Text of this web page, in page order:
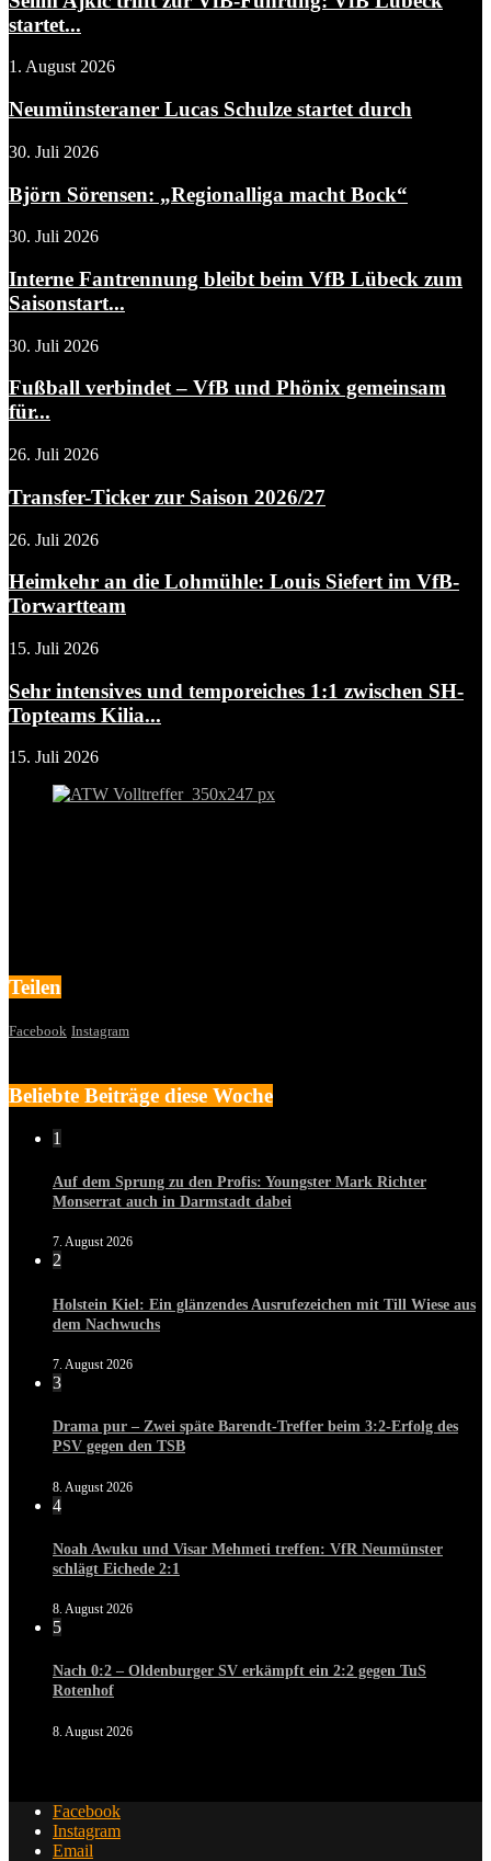
startet...
1. August 2026
Neumünsteraner Lucas Schulze startet durch
30. Juli 2026
Björn Sörensen: „Regionalliga macht Bock“
30. Juli 2026
Interne Fantrennung bleibt beim VfB Lübeck zum
Saisonstart...
30. Juli 2026
Fußball verbindet – VfB und Phönix gemeinsam
für...
26. Juli 2026
Transfer-Ticker zur Saison 2026/27
26. Juli 2026
Heimkehr an die Lohmühle: Louis Siefert im VfB-
Torwartteam
15. Juli 2026
Sehr intensives und temporeiches 1:1 zwischen SH-
Topteams Kilia...
15. Juli 2026
Teilen
Facebook Instagram
Beliebte Beiträge diese Woche
1
Auf dem Sprung zu den Profis: Youngster Mark Richter
Monserrat auch in Darmstadt dabei
7. August 2026
2
Holstein Kiel: Ein glänzendes Ausrufezeichen mit Till Wiese aus
dem Nachwuchs
7. August 2026
3
Drama pur – Zwei späte Barendt-Treffer beim 3:2-Erfolg des
PSV gegen den TSB
8. August 2026
4
Noah Awuku und Visar Mehmeti treffen: VfR Neumünster
schlägt Eichede 2:1
8. August 2026
5
Nach 0:2 – Oldenburger SV erkämpft ein 2:2 gegen TuS
Rotenhof
8. August 2026
Facebook
Instagram
Email